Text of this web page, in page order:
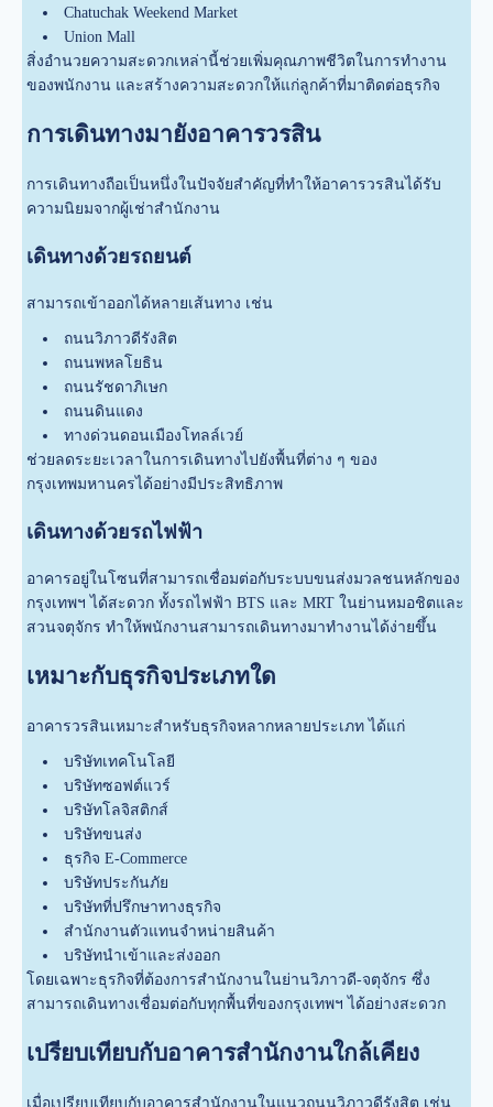
Chatuchak Weekend Market
Union Mall
สิ่งอำนวยความสะดวกเหล่านี้ช่วยเพิ่มคุณภาพชีวิตในการทำงาน
ของพนักงาน และสร้างความสะดวกให้แก่ลูกค้าที่มาติดต่อธุรกิจ
การเดินทางมายังอาคารวรสิน
การเดินทางถือเป็นหนึ่งในปัจจัยสำคัญที่ทำให้อาคารวรสินได้รับ
ความนิยมจากผู้เช่าสำนักงาน
เดินทางด้วยรถยนต์
สามารถเข้าออกได้หลายเส้นทาง เช่น
ถนนวิภาวดีรังสิต
ถนนพหลโยธิน
ถนนรัชดาภิเษก
ถนนดินแดง
ทางด่วนดอนเมืองโทลล์เวย์
ช่วยลดระยะเวลาในการเดินทางไปยังพื้นที่ต่าง ๆ ของ
กรุงเทพมหานครได้อย่างมีประสิทธิภาพ
เดินทางด้วยรถไฟฟ้า
อาคารอยู่ในโซนที่สามารถเชื่อมต่อกับระบบขนส่งมวลชนหลักของ
กรุงเทพฯ ได้สะดวก ทั้งรถไฟฟ้า BTS และ MRT ในย่านหมอชิตและ
สวนจตุจักร ทำให้พนักงานสามารถเดินทางมาทำงานได้ง่ายขึ้น
เหมาะกับธุรกิจประเภทใด
อาคารวรสินเหมาะสำหรับธุรกิจหลากหลายประเภท ได้แก่
บริษัทเทคโนโลยี
บริษัทซอฟต์แวร์
บริษัทโลจิสติกส์
บริษัทขนส่ง
ธุรกิจ E-Commerce
บริษัทประกันภัย
บริษัทที่ปรึกษาทางธุรกิจ
สำนักงานตัวแทนจำหน่ายสินค้า
บริษัทนำเข้าและส่งออก
โดยเฉพาะธุรกิจที่ต้องการสำนักงานในย่านวิภาวดี-จตุจักร ซึ่ง
สามารถเดินทางเชื่อมต่อกับทุกพื้นที่ของกรุงเทพฯ ได้อย่างสะดวก
เปรียบเทียบกับอาคารสำนักงานใกล้เคียง
เมื่อเปรียบเทียบกับอาคารสำนักงานในแนวถนนวิภาวดีรังสิต เช่น